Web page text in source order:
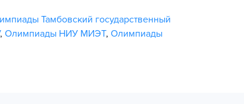
Тамбовский государственный
, Олимпиады НИУ МИЭТ, Олимпиады